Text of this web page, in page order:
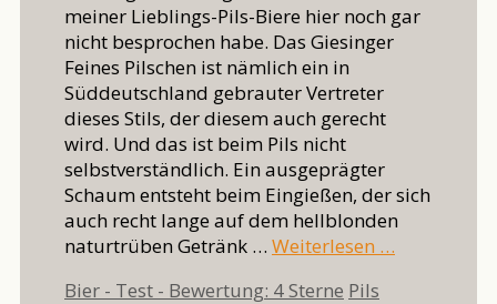
meiner Lieblings-Pils-Biere hier noch gar
nicht besprochen habe. Das Giesinger
Feines Pilschen ist nämlich ein in
Süddeutschland gebrauter Vertreter
dieses Stils, der diesem auch gerecht
wird. Und das ist beim Pils nicht
selbstverständlich. Ein ausgeprägter
Schaum entsteht beim Eingießen, der sich
auch recht lange auf dem hellblonden
naturtrüben Getränk … Weiterlesen …
Kategorien
Bier - Test - Bewertung: 4 Sterne Schlagwörter
Pils